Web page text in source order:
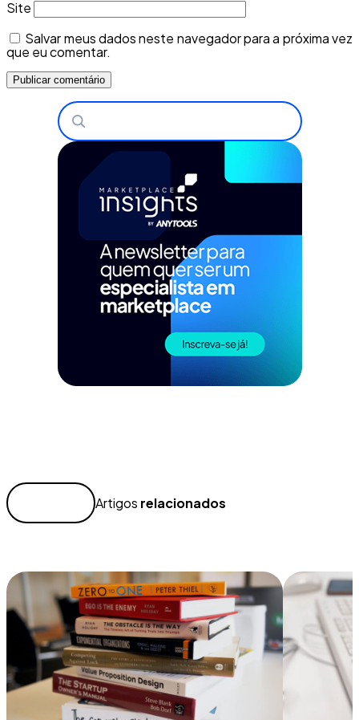
Site
Salvar meus dados neste navegador para a próxima vez
que eu comentar.
Buscar
Artigos relacionados